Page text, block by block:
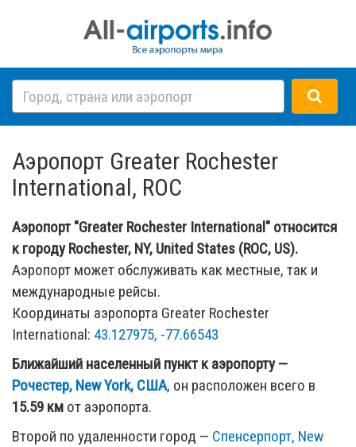
Аэропорт Greater Rochester
International, ROC
Аэропорт "Greater Rochester International" относится
к городу Rochester, NY, United States (ROC, US).
Аэропорт может обслуживать как местные, так и
международные рейсы.
Координаты аэропорта Greater Rochester
International: 43.127975, -77.66543
Ближайший населенный пункт к аэропорту —
Рочестер, New York, США, он расположен всего в
15.59 км от аэропорта.
Второй по удаленности город — Спенсерпорт, New